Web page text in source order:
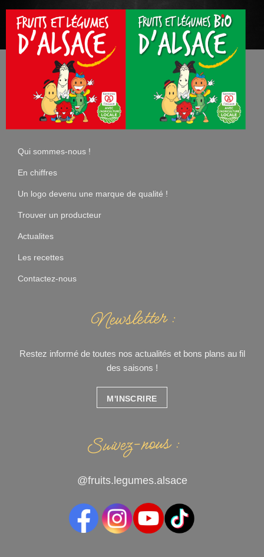
Qui sommes-nous !
En chiffres
Un logo devenu une marque de qualité !
Trouver un producteur
Actualites
Les recettes
Contactez-nous
Newsletter :
Restez informé de toutes nos actualités et bons plans au fil
des saisons !
M'INSCRIRE
Suivez-nous :
@fruits.legumes.alsace